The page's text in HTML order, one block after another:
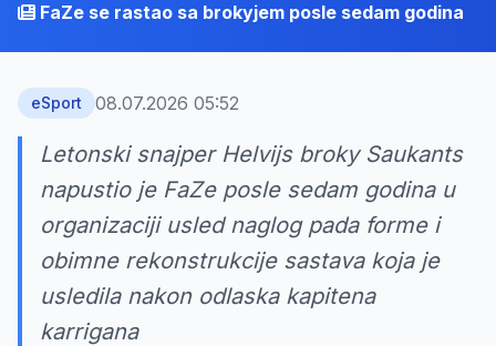
FaZe se rastao sa brokyjem posle sedam godina
eSport 08.07.2026 05:52
Letonski snajper Helvijs broky Saukants
napustio je FaZe posle sedam godina u
organizaciji usled naglog pada forme i
obimne rekonstrukcije sastava koja je
usledila nakon odlaska kapitena
karrigana